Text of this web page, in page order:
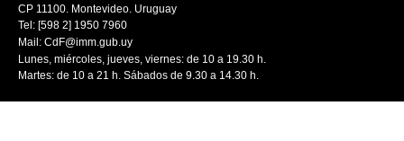
CP 11100. Montevideo. Uruguay
Tel: [598 2] 1950 7960
Mail: CdF@imm.gub.uy
Lunes, miércoles, jueves, viernes: de 10 a 19.30 h.
Martes: de 10 a 21 h. Sábados de 9.30 a 14.30 h.